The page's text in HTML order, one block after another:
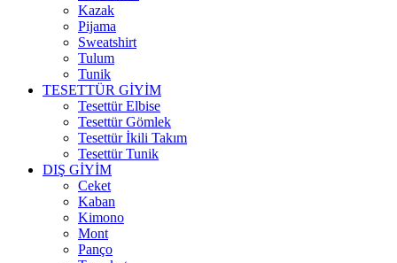
Kazak
Pijama
Sweatshirt
Tulum
Tunik
TESETTÜR GİYİM
Tesettür Elbise
Tesettür Gömlek
Tesettür İkili Takım
Tesettür Tunik
DIŞ GİYİM
Ceket
Kaban
Kimono
Mont
Panço